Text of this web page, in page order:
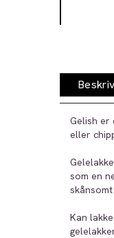
Gelish er
eller
som en
Kan